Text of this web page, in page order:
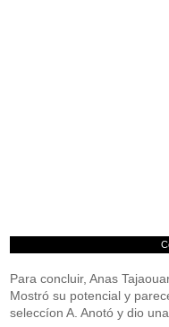
Para concluir, Anas
Mostró su potencial y
seleccíon A. Anotó y dio